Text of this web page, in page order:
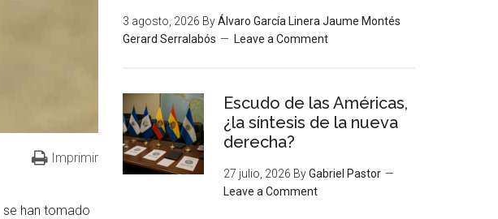
Imprimir
se han tomado
3 agosto, 2026 ByÁlvaro García Linera Jaume Montés
Gerard Serralabós
Leave a Comment
Escudo de las Américas,
¿la síntesis de la nueva
derecha?
27 julio, 2026 ByGabriel Pastor
Leave a Comment